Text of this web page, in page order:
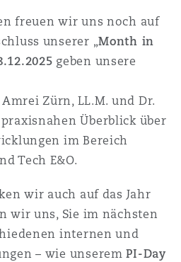
Property
Reinsurance
Specialty
freuen wir uns noch auf
unserer „Month in
geben unsere
Amrei Zürn, LL.M. und Dr.
Überblick über
im Bereich
Tech E&O.
wir auch auf das Jahr
wir uns, Sie im nächsten
internen und
– wie unseremPI-Day